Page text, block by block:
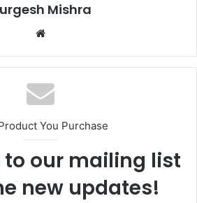
Mishra
Website
You Purchase
to our mailing list
new updates!